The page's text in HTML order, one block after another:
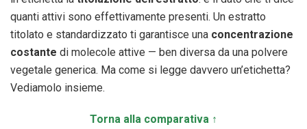
quanti attivi sono effettivamente presenti. Un estratto
titolato e standardizzato ti garantisce una concentrazione
costante di molecole attive — ben diversa da una polvere
vegetale generica. Ma come si legge davvero un’etichetta?
Vediamolo insieme.
Torna alla comparativa ↑